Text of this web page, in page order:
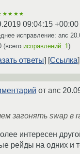
09:04:15 +00:00
исправление: anc
(всего исправлений: 1)
ответы Ссылка
от anc
загонять swap в
интересен
рейды на одних и